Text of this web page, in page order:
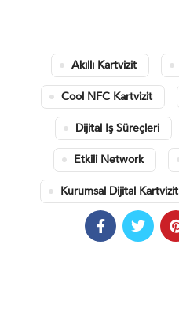
Akıllı Kartvizit
Cool NFC Kartvizit
Dijital Iş Süreçleri
Etkili Network
Kurumsal Dijital Kartvizit